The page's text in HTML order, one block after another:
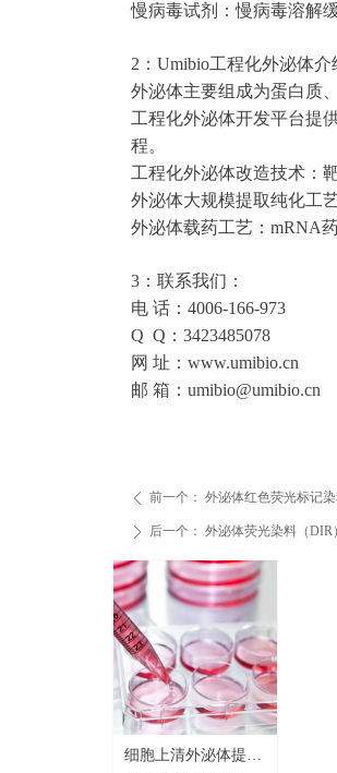
ꄴ 前一个： 外泌体红色荧光标记染
ꄲ 后一个： 外泌体荧光染料（DIR）
慢病毒试剂：慢病毒溶解
2：Umibio工程化外泌体介
外泌体主要组成为蛋白质
工程化外泌体开发平台提
程。
工程化外泌体改造技术：
外泌体大规模提取纯化工
外泌体载药工艺：mRNA
3：联系我们：
电 话：4006-166-973
Q Q：3423485078
网 址：www.umibio.cn
邮 箱：umibio@umibio.cn
细胞上清外泌体提取试剂盒 20 T